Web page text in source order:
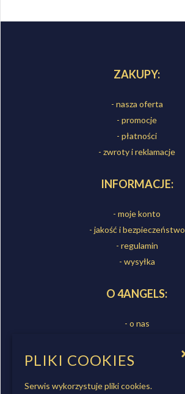
ZAKUPY:
- nasza oferta
- promocje
- płatności
- zwroty i reklamacje
INFORMACJE:
- moje konto
- jakość i bezpieczeństwo
- regulamin
- wysyłka
O 4ANGELS:
- o nas
- kontakt
PLIKI COOKIES
Serwis wykorzystuje pliki cookies.